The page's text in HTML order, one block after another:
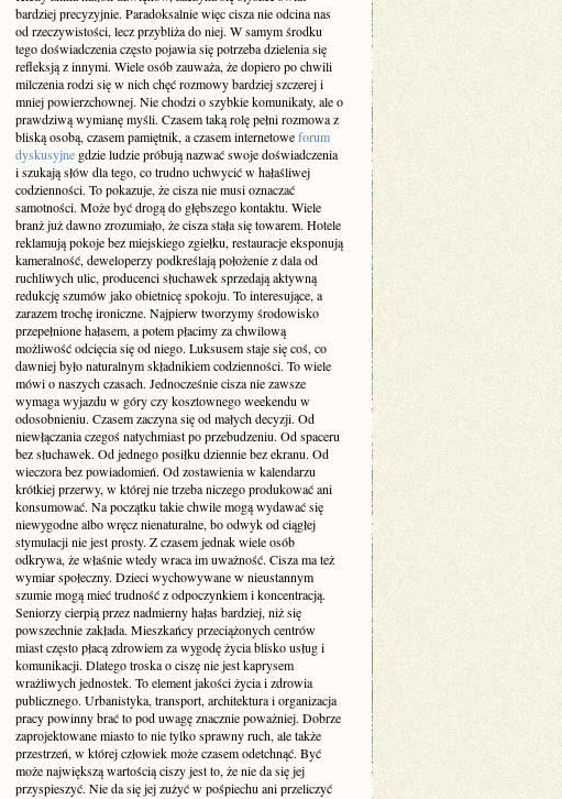
bardziej precyzyjnie. Paradoksalnie więc cisza nie odcina nas
od rzeczywistości, lecz przybliża do niej. W samym środku
tego doświadczenia często pojawia się potrzeba dzielenia się
refleksją z innymi. Wiele osób zauważa, że dopiero po chwili
milczenia rodzi się w nich chęć rozmowy bardziej szczerej i
mniej powierzchownej. Nie chodzi o szybkie komunikaty, ale o
prawdziwą wymianę myśli. Czasem taką rolę pełni rozmowa z
bliską osobą, czasem pamiętnik, a czasem internetoweforum
dyskusyjne gdzie ludzie próbują nazwać swoje doświadczenia
i szukają słów dla tego, co trudno uchwycić w hałaśliwej
codzienności. To pokazuje, że cisza nie musi oznaczać
samotności. Może być drogą do głębszego kontaktu. Wiele
branż już dawno zrozumiało, że cisza stała się towarem. Hotele
reklamują pokoje bez miejskiego zgiełku, restauracje eksponują
kameralność, deweloperzy podkreślają położenie z dala od
ruchliwych ulic, producenci słuchawek sprzedają aktywną
redukcję szumów jako obietnicę spokoju. To interesujące, a
zarazem trochę ironiczne. Najpierw tworzymy środowisko
przepełnione hałasem, a potem płacimy za chwilową
możliwość odcięcia się od niego. Luksusem staje się coś, co
dawniej było naturalnym składnikiem codzienności. To wiele
mówi o naszych czasach. Jednocześnie cisza nie zawsze
wymaga wyjazdu w góry czy kosztownego weekendu w
odosobnieniu. Czasem zaczyna się od małych decyzji. Od
niewłączania czegoś natychmiast po przebudzeniu. Od spaceru
bez słuchawek. Od jednego posiłku dziennie bez ekranu. Od
wieczora bez powiadomień. Od zostawienia w kalendarzu
krótkiej przerwy, w której nie trzeba niczego produkować ani
konsumować. Na początku takie chwile mogą wydawać się
niewygodne albo wręcz nienaturalne, bo odwyk od ciągłej
stymulacji nie jest prosty. Z czasem jednak wiele osób
odkrywa, że właśnie wtedy wraca im uważność. Cisza ma też
wymiar społeczny. Dzieci wychowywane w nieustannym
szumie mogą mieć trudność z odpoczynkiem i koncentracją.
Seniorzy cierpią przez nadmierny hałas bardziej, niż się
powszechnie zakłada. Mieszkańcy przeciążonych centrów
miast często płacą zdrowiem za wygodę życia blisko usług i
komunikacji. Dlatego troska o ciszę nie jest kaprysem
wrażliwych jednostek. To element jakości życia i zdrowia
publicznego. Urbanistyka, transport, architektura i organizacja
pracy powinny brać to pod uwagę znacznie poważniej. Dobrze
zaprojektowane miasto to nie tylko sprawny ruch, ale także
przestrzeń, w której człowiek może czasem odetchnąć. Być
może największą wartością ciszy jest to, że nie da się jej
przyspieszyć. Nie da się jej zużyć w pośpiechu ani przeliczyć